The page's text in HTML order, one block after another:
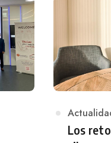
Category
Los